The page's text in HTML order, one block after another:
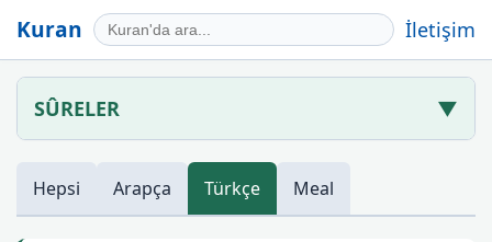
Kuran İletişim
SÛRELER ▼
Hepsi Arapça Türkçe Meal